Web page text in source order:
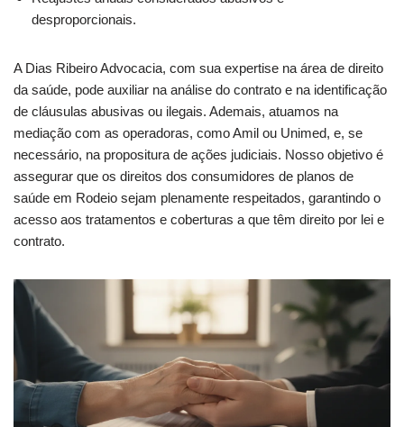
desproporcionais.
A Dias Ribeiro Advocacia, com sua expertise na área de direito
da saúde, pode auxiliar na análise do contrato e na identificação
de cláusulas abusivas ou ilegais. Ademais, atuamos na
mediação com as operadoras, como Amil ou Unimed, e, se
necessário, na propositura de ações judiciais. Nosso objetivo é
assegurar que os direitos dos consumidores de planos de
saúde em Rodeio sejam plenamente respeitados, garantindo o
acesso aos tratamentos e coberturas a que têm direito por lei e
contrato.